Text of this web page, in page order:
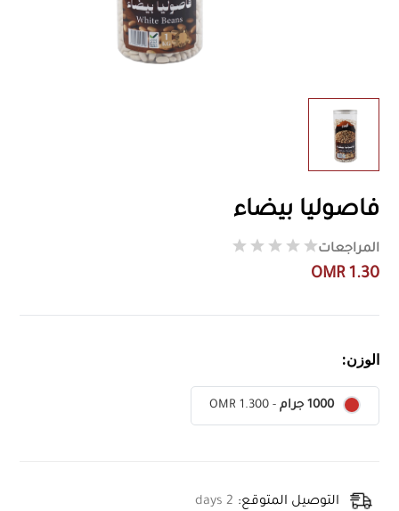
فاصوليا بيضاء
المراجعات
OMR 1.30
الوزن:
1000 جرام -
OMR 1.300
التوصيل المتوقع: 2 days